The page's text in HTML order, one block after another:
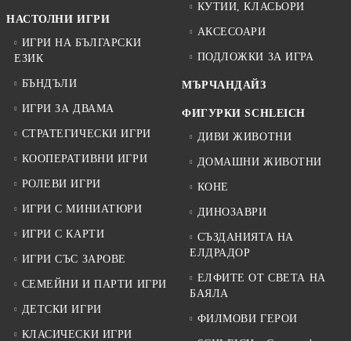
НАСТОЛНИ ИГРИ
ИГРИ НА БЪЛГАРСКИ
ЕЗИК
БЪНДЪЛИ
ИГРИ ЗА ДВАМА
СТРАТЕГИЧЕСКИ ИГРИ
КООПЕРАТИВНИ ИГРИ
РОЛЕВИ ИГРИ
ИГРИ С МИНИАТЮРИ
ИГРИ С КАРТИ
ИГРИ СЪС ЗАРОВЕ
СЕМЕЙНИ И ПАРТИ ИГРИ
ДЕТСКИ ИГРИ
КЛАСИЧЕСКИ ИГРИ
КУТИИ, КЛАСЬОРИ
АКСЕСОАРИ
ПОДЛОЖКИ ЗА ИГРА
МЪРЧАНДАЙЗ
ФИГУРКИ SCHLEICH
ДИВИ ЖИВОТНИ
ДОМАШНИ ЖИВОТНИ
КОНЕ
ДИНОЗАВРИ
СЪЗДАНИЯТА НА
ЕЛДРАДОР
ЕЛФИТЕ ОТ СВЕТА НА
БАЯЛА
ФИЛМОВИ ГЕРОИ